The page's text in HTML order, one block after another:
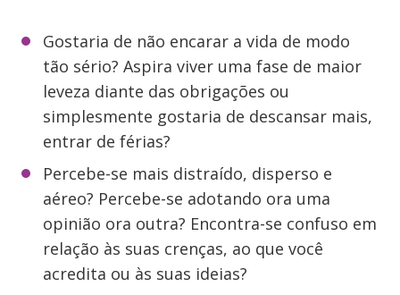
Gostaria de não encarar a vida de modo
tão sério? Aspira viver uma fase de maior
leveza diante das obrigações ou
simplesmente gostaria de descansar mais,
entrar de férias?
Percebe-se mais distraído, disperso e
aéreo? Percebe-se adotando ora uma
opinião ora outra? Encontra-se confuso em
relação às suas crenças, ao que você
acredita ou às suas ideias?